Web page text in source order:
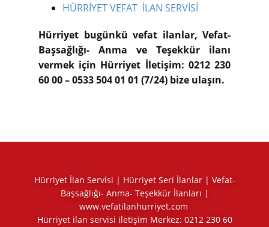
HÜRRİYET VEFAT İLAN SERVİSİ
Hürriyet bugünkü vefat ilanlar, Vefat-
Başsağlığı- Anma ve Teşekkür ilanı
vermek için Hürriyet İletişim: 0212 230
60 00 – 0533 504 01 01 (7/24) bize ulaşın.
Hürriyet İlan Servisi | Hürriyet Seri İlanlar | Vefat-
Başsağlığı- Anma- Teşekkür İlanları |
www.vefatilanhurriyet.com
Hürriyet ilan servisi iletişim Merkez: 0212 230 60